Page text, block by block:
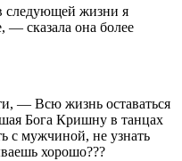
жизни я
— сказала она более
— Всю жизнь оставаться
Бога Кришну в танцах
с мужчиной, не узнать
хорошо???